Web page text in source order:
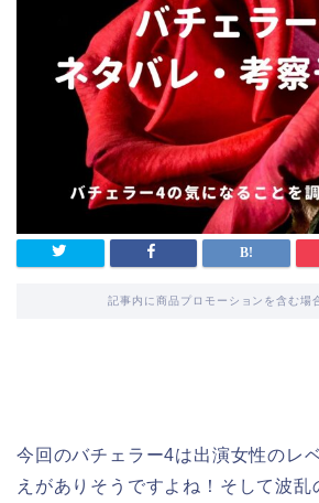
記事内に商品プロモーションを含む場
今回のバチェラー4は出演女性のレ
えがありそうですよね！そして波乱